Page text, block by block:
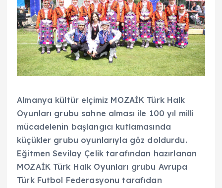
Almanya kültür elçimiz MOZAİK Türk Halk
Oyunları grubu sahne alması ile 100 yıl milli
mücadelenin başlangıcı kutlamasında
küçükler grubu oyunlarıyla göz doldurdu.
Eğitmen Sevilay Çelik tarafından hazırlanan
MOZAİK Türk Halk Oyunları grubu Avrupa
Türk Futbol Federasyonu tarafıdan